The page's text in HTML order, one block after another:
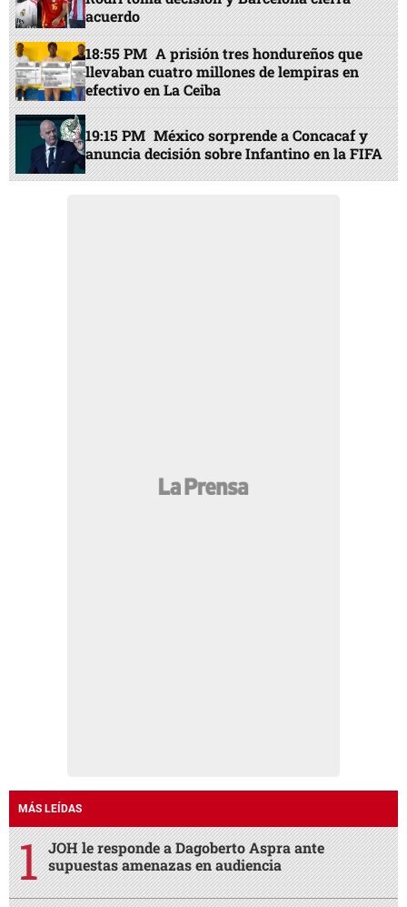
acuerdo
18:55 PM A prisión tres hondureños que
llevaban cuatro millones de lempiras en
efectivo en La Ceiba
19:15 PM México sorprende a Concacaf y
anuncia decisión sobre Infantino en la FIFA
MÁS LEÍDAS
JOH le responde a Dagoberto Aspra ante
supuestas amenazas en audiencia